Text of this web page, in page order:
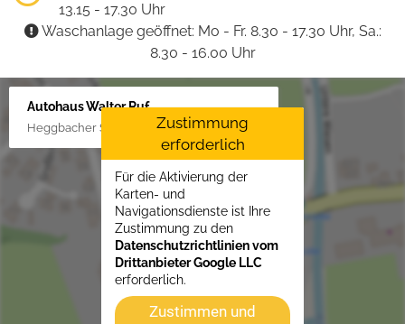
13.15 - 17.30 Uhr
Waschanlage geöffnet: Mo - Fr. 8.30 - 17.30 Uhr, Sa.:
8.30 - 16.00 Uhr
Autohaus Walter Ruf
Heggbacher Straße 25, 88477 Schönebürg
Zustimmung
erforderlich
Für die Aktivierung der
Karten- und
Navigationsdienste ist Ihre
Zustimmung zu den
Datenschutzrichtlinien vom
Drittanbieter Google LLC
erforderlich.
Zustimmen und